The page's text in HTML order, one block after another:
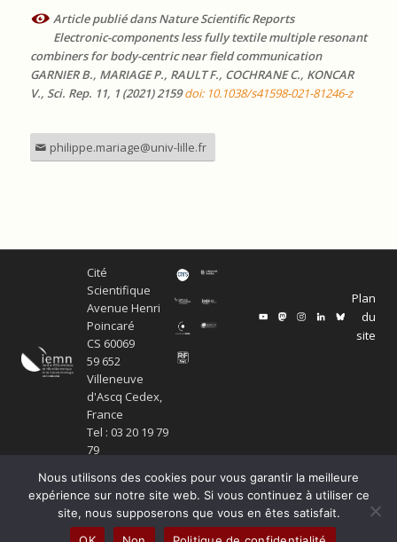
Article publié dans Nature Scientific Reports
Electronic-components less fully textile multiple resonant
combiners for body-centric near field communication
GARNIER B., MARIAGE P., RAULT F., COCHRANE C., KONCAR
V., Sci. Rep. 11, 1 (2021) 2159 doi: 10.1038/s41598-021-81246-z
philippe.mariage@univ-lille.fr
Cité
Scientifique
Avenue Henri
Poincaré
CS 60069
59 652
Villeneuve
d'Ascq Cedex,
France
Tel : 03 20 19 79
79
Plan
du
site
© Copyright Service ECM et pôle SISR 2024
Nous utilisons des cookies pour vous garantir la meilleure
expérience sur notre site web. Si vous continuez à utiliser ce
site, nous supposerons que vous en êtes satisfait.